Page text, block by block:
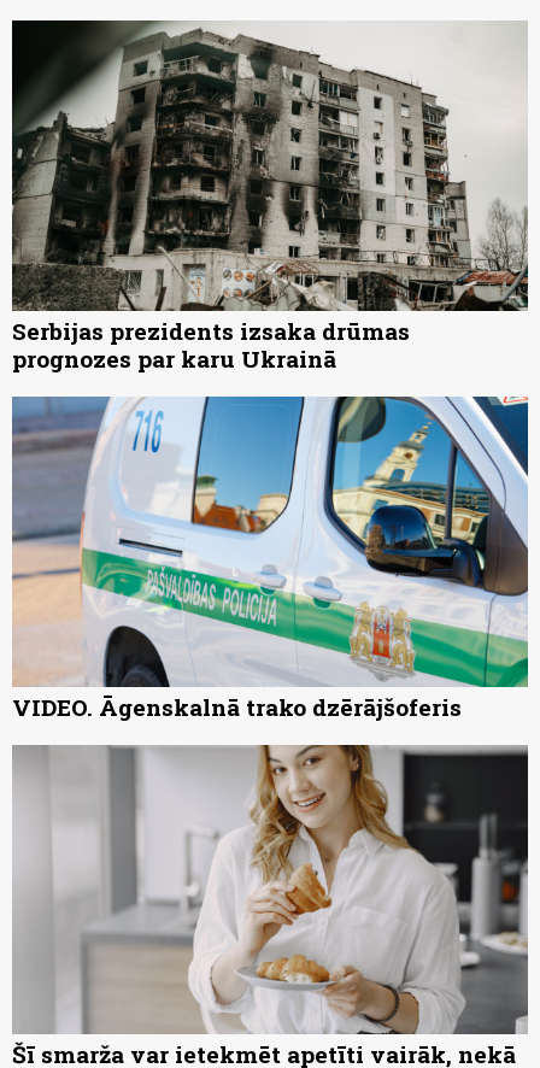
Serbijas prezidents izsaka drūmas
prognozes par karu Ukrainā
VIDEO. Āgenskalnā trako dzērājšoferis
Šī smarža var ietekmēt apetīti vairāk, nekā